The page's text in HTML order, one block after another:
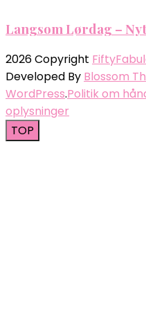
Langsom Lørdag –
2026 Copyright
Developed By Blossom
WordPress.Politik om
oplysninger
TOP